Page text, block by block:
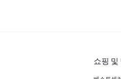
쇼핑 및